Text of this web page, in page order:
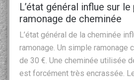
L’état général influe sur le
ramonage de cheminée
L’état général de la cheminée
ramonage. Un simple ramonage
de 30 €. Une cheminée utilisée
est forcément très encrassée.